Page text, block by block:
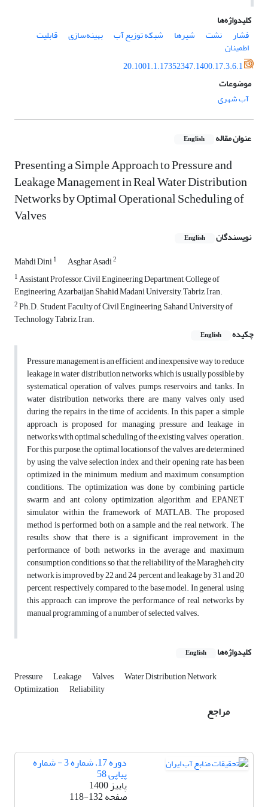
کلیدواژه‌ها
فشار
نشت شیرها شبکه توزیع آب بهینه‌سازی قابلیت
اطمینان
20.1001.1.17352347.1400.17.3.6.1
موضوعات
آب شهری
عنوان مقاله English
Presenting a Simple Approach to Pressure and
Leakage Management in Real Water Distribution
Networks by Optimal Operational Scheduling of
Valves
نویسندگان English
Mahdi Dini1 Asghar Asadi2
1Assistant Professor, Civil Engineering Department, College of
Engineering, Azarbaijan Shahid Madani University, Tabriz, Iran.
2Ph.D. Student, Faculty of Civil Engineering, Sahand University of
Technology Tabriz, Iran.
چکیده
English
Pressure management is an efficient and inexpensive way to reduce
leakage in water distribution networks, which is usually possible by
systematical operation of valves, pumps, reservoirs, and tanks. In
water distribution networks, there are many valves only used
during the repairs in the time of accidents. In this paper, a simple
approach is proposed for managing pressure and leakage in
networks with optimal scheduling of the existing valves’ operation.
For this purpose, the optimal locations of the valves are determined
by using the valve selection index and their opening rate has been
optimized in the minimum, medium and maximum consumption
conditions. The optimization was done by combining particle
swarm and ant colony optimization algorithm and EPANET
simulator within the framework of MATLAB. The proposed
method is performed both on a sample and the real network. The
results show that there is a significant improvement in the
performance of both networks in the average and maximum
consumption conditions, so that, the reliability of the Maragheh city
network is improved by 22 and 24 percent and leakage by 31 and 20
percent, respectively, compared to the base model. In general, using
this approach can improve the performance of real networks by
manual programming of a number of selected valves.
کلیدواژه‌ها English
Pressure Leakage Valves Water Distribution Network
Optimization Reliability
مراجع
دوره 17، شماره 3 - شماره
پیاپی 58
پاییز 1400
صفحه118-132